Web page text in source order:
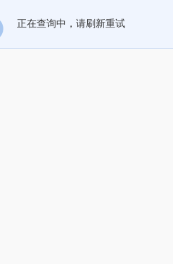
正在查询中，请刷新重试